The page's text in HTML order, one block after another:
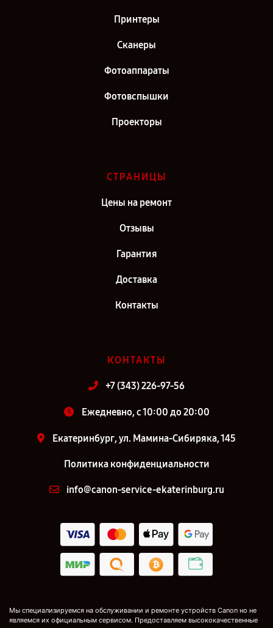
Принтеры
Сканеры
Фотоаппараты
Фотовспышки
Проекторы
СТРАНИЦЫ
Цены на ремонт
Отзывы
Гарантия
Доставка
Контакты
КОНТАКТЫ
+7 (343) 226-97-56
Ежедневно, с 10:00 до 20:00
Екатеринбург, ул. Мамина-Сибиряка, 145
Политика конфиденциальности
info@canon-service-ekaterinburg.ru
Мы специализируемся на обслуживании и ремонте устройств Canon но не
являемся их официальным сервисом. Предоставляем высококачественные